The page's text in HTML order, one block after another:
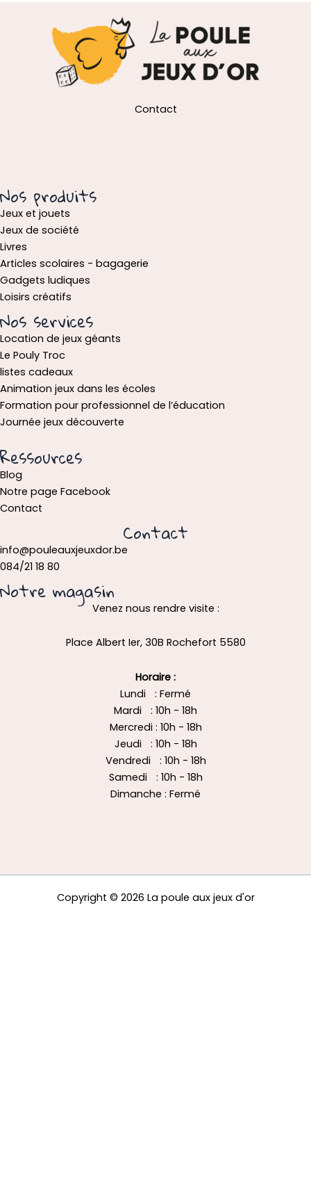
Contact
Nos produits
Jeux et jouets
Jeux de société
Livres
Articles scolaires - bagagerie
Gadgets ludiques
Loisirs créatifs
Nos services
Location de jeux géants
Le Pouly Troc
listes cadeaux
Animation jeux dans les écoles
Formation pour professionnel de l’éducation
Journée jeux découverte
Ressources
Blog
Notre page Facebook
Contact
Contact
info@pouleauxjeuxdor.be
084/21 18 80
Notre magasin
Venez nous rendre visite :
Place Albert Ier, 30B Rochefort 5580
Horaire :
Lundi : Fermé
Mardi : 10h - 18h
Mercredi : 10h - 18h
Jeudi : 10h - 18h
Vendredi : 10h - 18h
Samedi : 10h - 18h
Dimanche : Fermé
Copyright © 2026 La poule aux jeux d'or